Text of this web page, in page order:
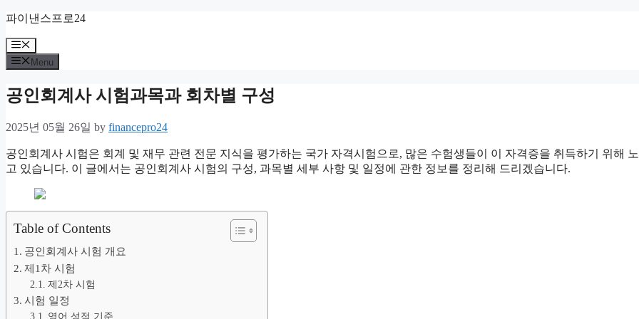
Skip
content
파이낸스프로24
Menu
Menu
공인회계사 시험과목과 회차별 구성
2025년 05월 26일 by financepro24
공인회계사 시험은 회계 및 재무 관련 전문 지식을 평가하는 국가 자격시험으로, 많은 수험생들이 이 자격증을 취득하기 위해
고 있습니다. 이 글에서는 공인회계사 시험의 구성, 과목별 세부 사항 및 일정에 관한 정보를 정리해 드리겠습니다.
Table of Contents
공인회계사 시험 개요
제1차 시험
제2차 시험
시험 일정
영어 성적 기준